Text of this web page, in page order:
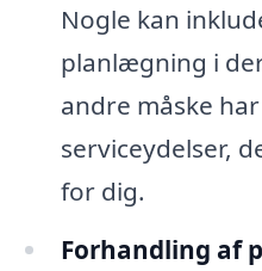
Nogle kan
planlægning i
andre måske
serviceydelser,
for dig.
Forhandling af